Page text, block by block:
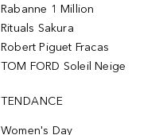
Rabanne 1 Million
Rituals Sakura
Robert Piguet Fracas
TOM FORD Soleil Neige
TENDANCE
Women's Day